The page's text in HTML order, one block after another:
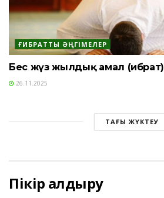
ҒИБРАТТЫ ӘҢГІМЕЛЕР
Бес жүз жылдық амал (ғибрат)
26.11.2025
ТАҒЫ ЖҮКТЕУ
Пікір қалдыру